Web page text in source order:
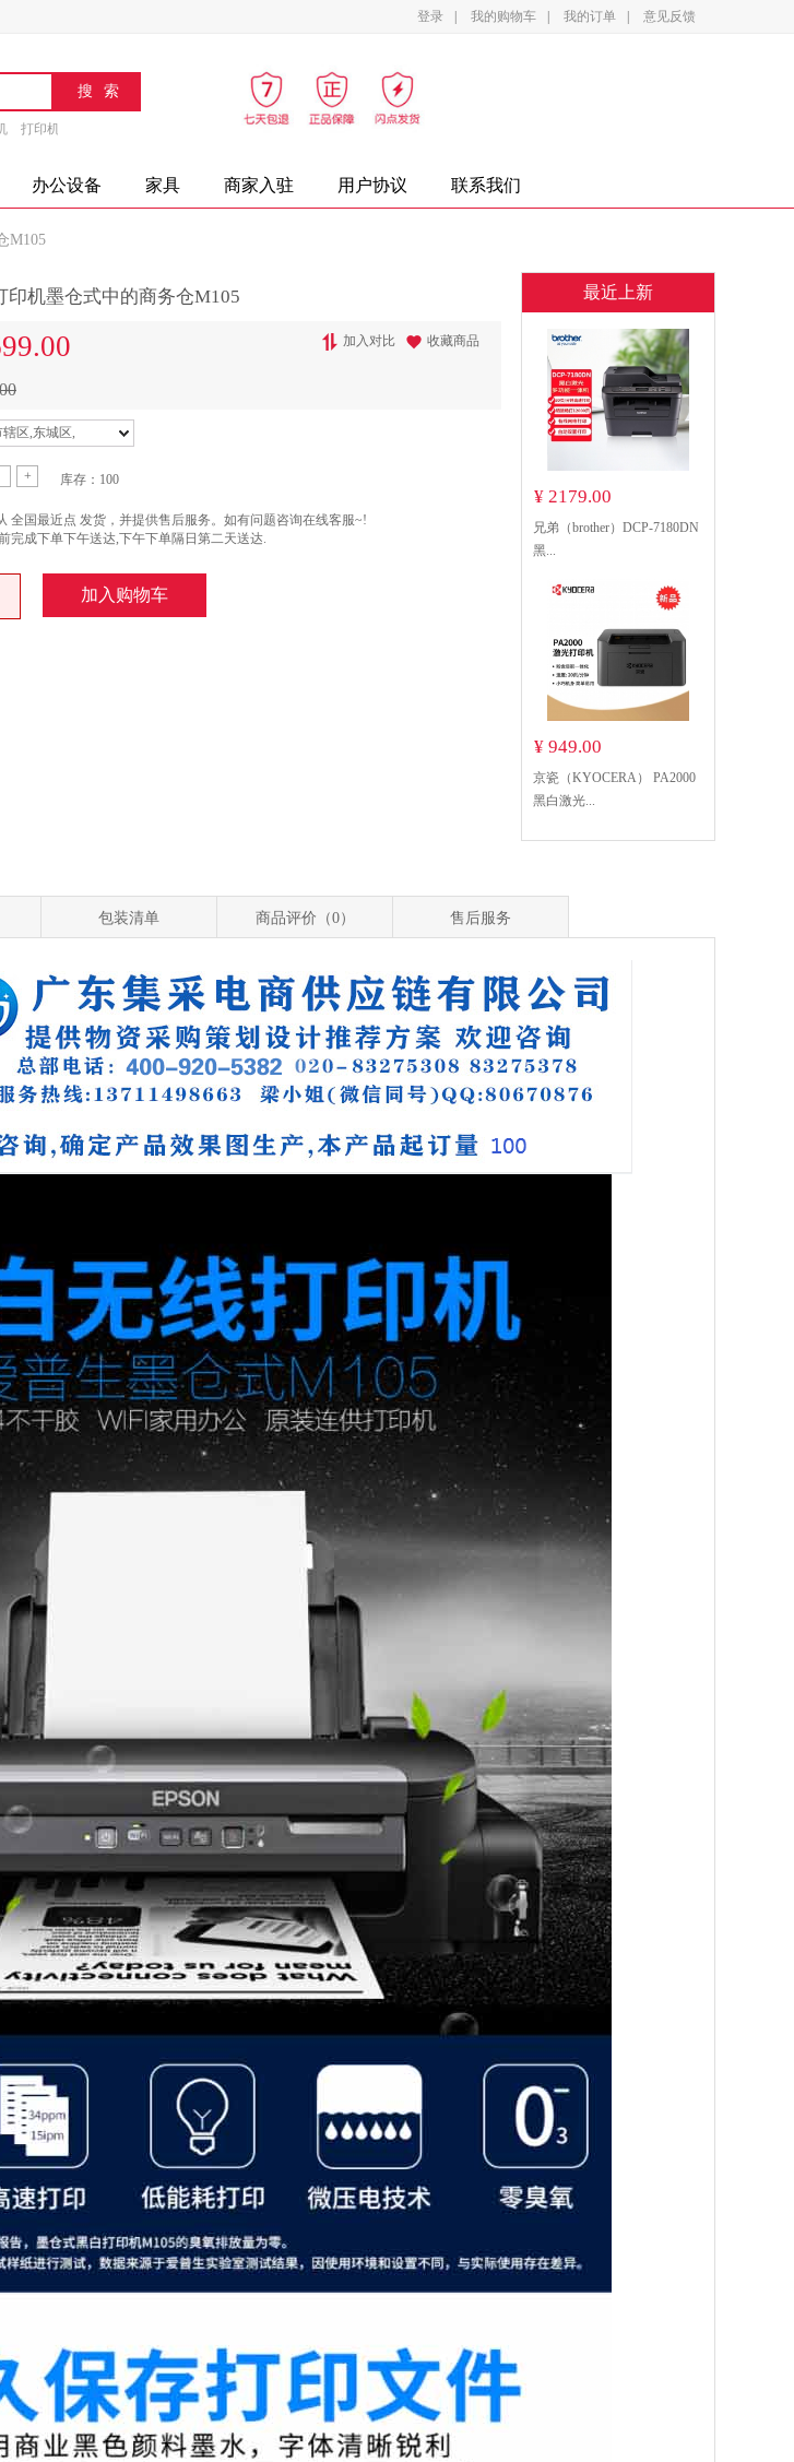
登录 我的购物车 我的订单 意见反馈
打印机 办公设备 摄影设备 家电 办公家具
办公设备 家具 商家入驻 用户协议 联系我们
M105
印机墨仓式中的商务仓M105
收藏商品
加入对比
区,东城区,
+ 库存： 100
全国最近点 发货，并提供售后服务。如有问题咨询在线客服~!
完成下单下午送达,下午下单隔日第二天送达.
加入购物车
最近上新
¥ 2179.00
兄弟（brother）DCP-7180DN
黑...
¥ 949.00
京瓷（KYOCERA） PA2000
黑白激光...
包装清单 商品评价（0） 售后服务